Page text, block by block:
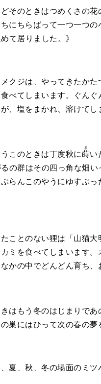
そのときはつめくさの花
にちらばって一つ一つ
て居りました。》
クジは、やってきたかた
べてしまいます。ぐん
、塩をまかれ、溶けてし
このときは丁度秋に蒔
ま
い
の群はその四っ角な畑
らんこのやうにゆすぶ
ことのない狸は「山猫大
ミを食べてしまいます
かの中でどんどん育ち、
はもう冬のはじまりであ
巣にはひって次の春の夢
夏、秋、冬の場面のミツ